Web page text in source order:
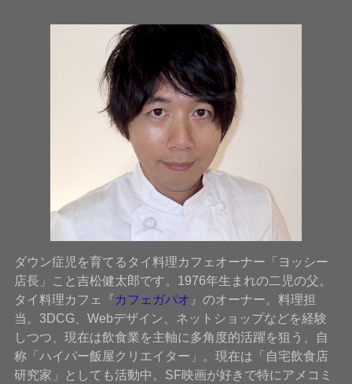
ダウン症児を育てるタイ料理カフェオーナー「ヨッシー
店長」こと吉松健太郎です。1976年生まれの二児の父。
タイ料理カフェ『 カフェガパオ 』のオーナー。料理担
当。3DCG、Webデザイン、ネットショップなどを経験
しつつ、現在は飲食業を主軸に多角度的活躍を狙う、自
称「ハイパー飯屋クリエイター」。現在は「自宅飲食店
研究家」としても活動中。SF映画が好きで特にアメコミ